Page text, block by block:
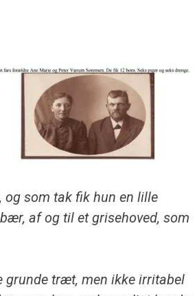
og som tak fik hun en lille
af og til et grisehoved, som
grunde træt, men ikke irritabel